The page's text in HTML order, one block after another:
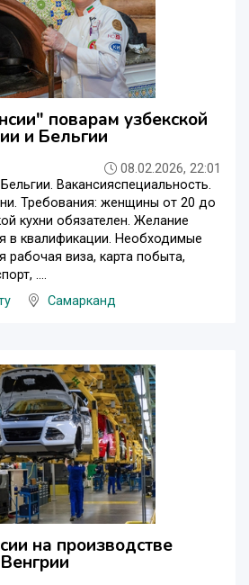
поварам узбекской
и Бельгии
08.02.2026, 22:01
Вакансияспециальность.
Требования: женщины от 20 до
кухни обязателен. Желание
в квалификации. Необходимые
рабочая виза, карта побыта,
....
Самарканд
на производстве